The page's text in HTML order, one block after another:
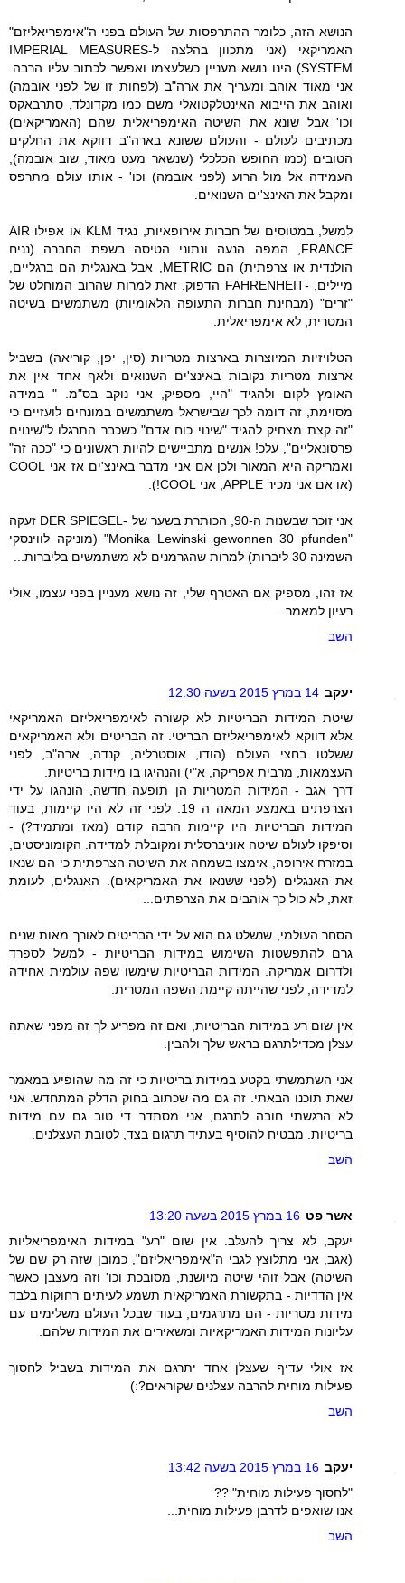
הנושא הזה, כלומר ההתרפסות של העולם בפני ה"אימפריאליזם"
האמריקאי (אני מתכוון בהלצה ל-IMPERIAL MEASURES
SYSTEM) הינו נושא מעניין כשלעצמו ואפשר לכתוב עליו הרבה.
אני מאוד אוהב ומעריך את ארה"ב (לפחות זו של לפני אובמה)
ואוהב את הייבוא האינטלקטואלי משם כמו מקדונלד, סתרבאקס
וכו' אבל שונא את השיטה האימפריאלית שהם (האמריקאים)
מכתיבים לעולם - והעולם ששונא בארה"ב דווקא את החלקים
הטובים (כמו החופש הכלכלי (שנשאר מעט מאוד, שוב אובמה),
העמידה אל מול הרוע (לפני אובמה) וכו' - אותו עולם מתרפס
ומקבל את האינצ'ים השנואים.
למשל, במטוסים של חברות אירופאיות, נגיד KLM או אפילו AIR
FRANCE, המפה הנעה ונתוני הטיסה בשפת החברה (נניח
הולנדית או צרפתית) הם METRIC, אבל באנגלית הם ברגליים,
מיילים, -FAHRENHEIT הדפוק, זאת למרות שהרוב המוחלט של
"זרים" (מבחינת חברות התעופה הלאומיות) משתמשים בשיטה
המטרית, לא אימפריאלית.
הטלויזיות המיוצרות בארצות מטריות (סין, יפן, קוריאה) בשביל
ארצות מטריות נקובות באינצ'ים השנואים ולאף אחד אין את
האומץ לקום ולהגיד "היי, מספיק, אני נוקב בס"מ. " במידה
מסוימת, זה דומה לכך שבישראל משתמשים במונחים לועזיים כי
"זה קצת מצחיק להגיד "שינוי כוח אדם" כשכבר התרגלו ל"שינוים
פרסונאליים", עלכ! אנשים מתביישים להיות ראשונים כי "ככה זה"
ואמריקה היא המאור ולכן אם אני מדבר באינצ'ים אז אני COOL
(או אם אני מכיר APPLE, אני COOL!).
אני זוכר שבשנות ה-90, הכותרת בשער של -DER SPIEGEL זעקה
"Monika Lewinski gewonnen 30 pfunden" (מוניקה לווינסקי
השמינה 30 ליברות) למרות שהגרמנים לא משתמשים בליברות...
אז זהו, מספיק אם האטרף שלי, זה נושא מעניין בפני עצמו, אולי
רעיון למאמר...
השב
יעקב 14 במרץ 2015 בשעה 12:30
שיטת המידות הבריטיות לא קשורה לאימפריאליזם האמריקאי
אלא דווקא לאימפריאליזם הבריטי. זה הבריטים ולא האמריקאים
ששלטו בחצי העולם (הודו, אוסטרליה, קנדה, ארה"ב, לפני
העצמאות, מרבית אפריקה, א"י) והנהיגו בו מידות בריטיות.
דרך אגב - המידות המטריות הן תופעה חדשה, הונהגו על ידי
הצרפתים באמצע המאה ה 19. לפני זה לא היו קיימות, בעוד
המידות הבריטיות היו קיימות הרבה קודם (מאז ומתמיד?) -
וסיפקו לעולם שיטה אוניברסלית ומקובלת למדידה. הקומוניסטים,
במזרח אירופה, אימצו בשמחה את השיטה הצרפתית כי הם שנאו
את האנגלים (לפני ששנאו את האמריקאים). האנגלים, לעומת
זאת, לא כול כך אוהבים את הצרפתים...
הסחר העולמי, שנשלט גם הוא על ידי הבריטים לאורך מאות שנים
גרם להתפשטות השימוש במידות הבריטיות - למשל לספרד
ולדרום אמריקה. המידות הבריטיות שימשו שפה עולמית אחידה
למדידה, לפני שהייתה קיימת השפה המטרית.
אין שום רע במידות הבריטיות, ואם זה מפריע לך זה מפני שאתה
עצלן מכדילתרגם בראש שלך ולהבין.
אני השתמשתי בקטע במידות בריטיות כי זה מה שהופיע במאמר
שאת תוכנו הבאתי. זה גם מה שכתוב בחוק הדלק המתחדש. אני
לא הרגשתי חובה לתרגם, אני מסתדר די טוב גם עם מידות
בריטיות. מבטיח להוסיף בעתיד תרגום בצד, לטובת העצלנים.
השב
אשר פט 16 במרץ 2015 בשעה 13:20
יעקב, לא צריך להעלב. אין שום "רע" במידות האימפריאליות
(אגב, אני מתלוצץ לגבי ה"אימפריאליזם", כמובן שזה רק שם של
השיטה) אבל זוהי שיטה מיושנת, מסובכת וכו' וזה מעצבן כאשר
אין הדדיות - בתקשורת האמריקאית תשמע לעיתים רחוקות בלבד
מידות מטריות - הם מתרגמים, בעוד שבכל העולם משלימים עם
עליונות המידות האמריקאיות ומשאירים את המידות שלהם.
אז אולי עדיף שעצלן אחד יתרגם את המידות בשביל לחסוך
פעילות מוחית להרבה עצלנים שקוראים?:)
השב
יעקב 16 במרץ 2015 בשעה 13:42
"לחסוך פעילות מוחית" ??
אנו שואפים לדרבן פעילות מוחית...
השב